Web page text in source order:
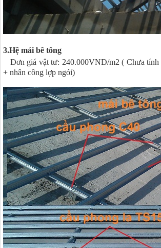
3.Hệ mái bê tông
Đơn giá vật tư: 240.000VNĐ/m2 ( Chưa tính
+ nhân công lợp ngói)